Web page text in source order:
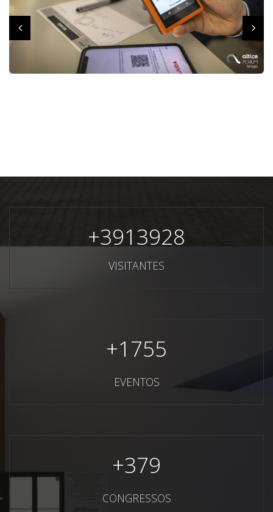
+3913928
VISITANTES
+1755
EVENTOS
+379
CONGRESSOS